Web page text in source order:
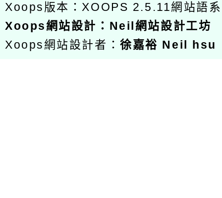
Xoops版本：XOOPS 2.5.11網站語
Xoops網站設計 ： Neil網站設計工坊
Xoops網站設計者：徐嘉裕 Neil hsu